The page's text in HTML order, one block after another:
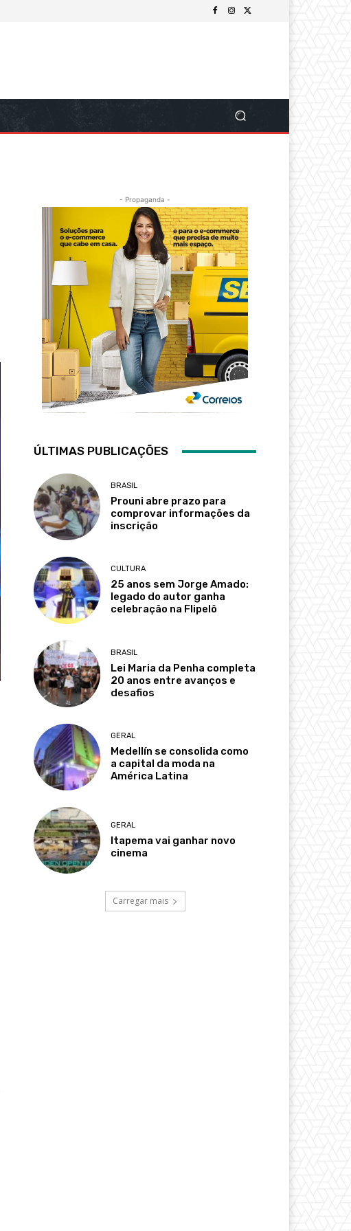
- Propaganda -
ÚLTIMAS PUBLICAÇÕES
BRASIL
Prouni abre prazo para
comprovar informações da
inscrição
CULTURA
25 anos sem Jorge Amado:
legado do autor ganha
celebração na Flipelô
BRASIL
Lei Maria da Penha completa
20 anos entre avanços e
desafios
GERAL
Medellín se consolida como
a capital da moda na
América Latina
GERAL
Itapema vai ganhar novo
cinema
Carregar mais